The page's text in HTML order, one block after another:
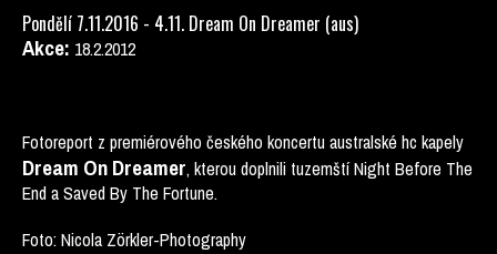
Pondělí 7.11.2016 - 4.11. Dream On Dreamer (aus)
Akce: 18.2.2012
Fotoreport z premiérového českého koncertu australské hc kapely
Dream On Dreamer, kterou doplnili tuzemští Night Before The
End a Saved By The Fortune.
Foto:Nicola Zörkler-Photography